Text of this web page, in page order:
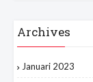
Archives
Januari 2023